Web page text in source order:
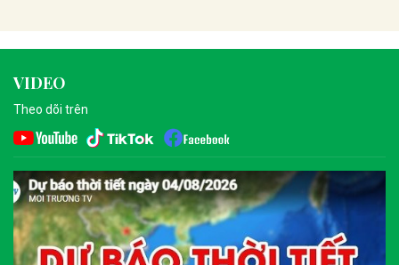
VIDEO
Theo dõi trên